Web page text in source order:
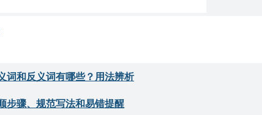
词和反义词有哪些？用法辨析
步骤、规范写法和易错提醒